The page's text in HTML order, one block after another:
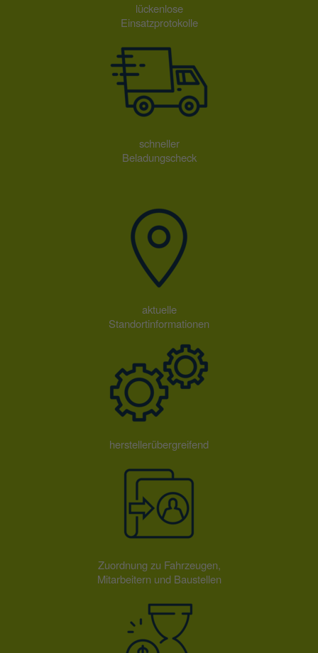
lückenlose
Einsatzprotokolle
schneller
Beladungscheck
aktuelle
Standortinformationen
herstellerübergreifend
Zuordnung zu Fahrzeugen,
Mitarbeitern und Baustellen